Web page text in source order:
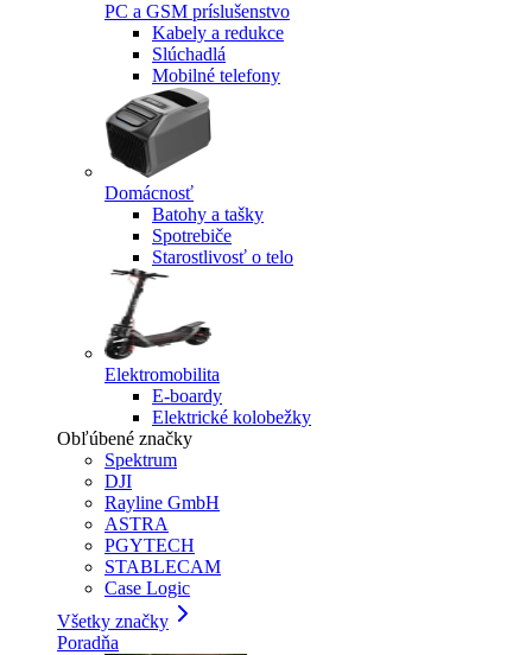
PC a GSM príslušenstvo
Kabely a redukce
Slúchadlá
Mobilné telefony
Domácnosť
Batohy a tašky
Spotrebiče
Starostlivosť o telo
Elektromobilita
E-boardy
Elektrické kolobežky
Obľúbené značky
Spektrum
DJI
Rayline GmbH
ASTRA
PGYTECH
STABLECAM
Case Logic
Všetky značky
Poradňa